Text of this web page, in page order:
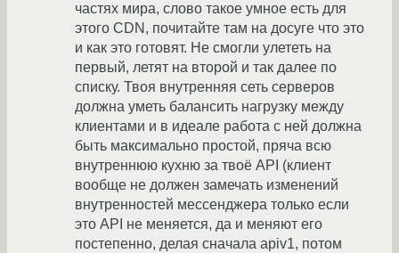
частях мира, слово такое умное есть для
этого CDN, почитайте там на досуге что это
и как это готовят. Не смогли улететь на
первый, летят на второй и так далее по
списку. Твоя внутренняя сеть серверов
должна уметь балансить нагрузку между
клиентами и в идеале работа с ней должна
быть максимально простой, пряча всю
внутреннюю кухню за твоё API (клиент
вообще не должен замечать изменений
внутренностей мессенджера только если
это API не меняется, да и меняют его
постепенно, делая сначала apiv1, потом